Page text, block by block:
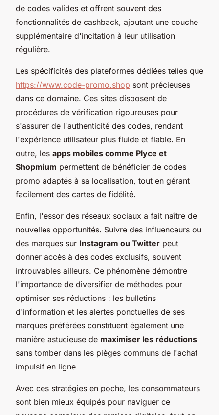
de codes valides et offrent souvent des
fonctionnalités de cashback, ajoutant une couche
supplémentaire d'incitation à leur utilisation
régulière.
Les spécificités des plateformes dédiées telles que
https://www.code-promo.shop sont précieuses
dans ce domaine. Ces sites disposent de
procédures de vérification rigoureuses pour
s'assurer de l'authenticité des codes, rendant
l'expérience utilisateur plus fluide et fiable. En
outre, les apps mobiles comme Plyce et
Shopmium permettent de bénéficier de codes
promo adaptés à sa localisation, tout en gérant
facilement des cartes de fidélité.
Enfin, l'essor des réseaux sociaux a fait naître de
nouvelles opportunités. Suivre des influenceurs ou
des marques sur Instagram ou Twitter peut
donner accès à des codes exclusifs, souvent
introuvables ailleurs. Ce phénomène démontre
l'importance de diversifier de méthodes pour
optimiser ses réductions : les bulletins
d'information et les alertes ponctuelles de ses
marques préférées constituent également une
manière astucieuse de maximiser les réductions
sans tomber dans les pièges communs de l'achat
impulsif en ligne.
Avec ces stratégies en poche, les consommateurs
sont bien mieux équipés pour naviguer ce